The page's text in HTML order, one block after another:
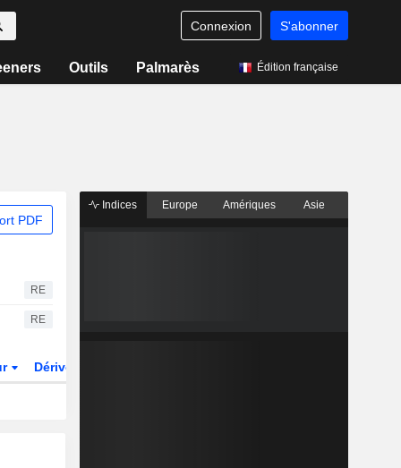
Connexion S'abonner
Outils Palmarès Édition française
PDF
RE
RE
Dérivés
Indices Europe Amériques Asie